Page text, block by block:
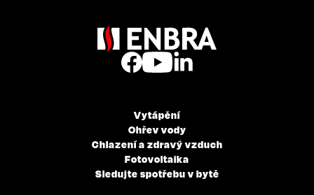
Vytápění
Ohřev vody
Chlazení a zdravý vzduch
Fotovoltaika
Sledujte spotřebu v bytě